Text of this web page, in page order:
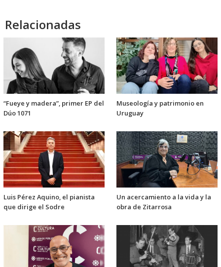
Relacionadas
“Fueye y madera”, primer EP del
Dúo 1071
Museología y patrimonio en
Uruguay
Luis Pérez Aquino, el pianista
que dirige el Sodre
Un acercamiento a la vida y la
obra de Zitarrosa